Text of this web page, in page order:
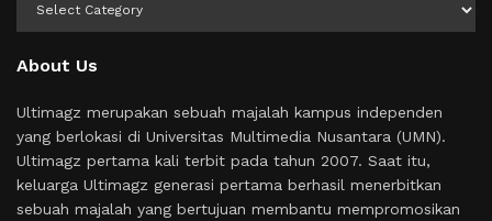
About Us
Ultimagz merupakan sebuah majalah kampus independen
yang berlokasi di Universitas Multimedia Nusantara (UMN).
Ultimagz pertama kali terbit pada tahun 2007. Saat itu,
keluarga Ultimagz generasi pertama berhasil menerbitkan
sebuah majalah yang bertujuan membantu mempromosikan